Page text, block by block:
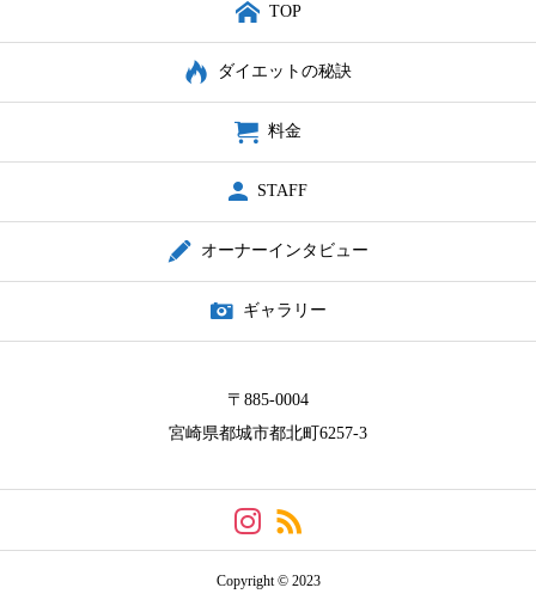
TOP
ダイエットの秘訣
料金
STAFF
オーナーインタビュー
ギャラリー
〒885-0004
宮崎県都城市都北町6257-3
Copyright © 2023